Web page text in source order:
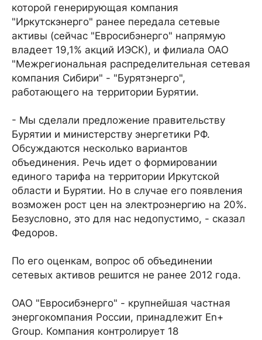
которой генерирующая компания
"Иркутскэнерго" ранее передала сетевые
активы (сейчас "Евросибэнерго" напрямую
владеет 19,1% акций ИЭСК), и филиала ОАО
"Межрегиональная распределительная сетевая
компания Сибири" - "Бурятэнерго",
работающего на территории Бурятии.
- Мы сделали предложение правительству
Бурятии и министерству энергетики РФ.
Обсуждаются несколько вариантов
объединения. Речь идет о формировании
единого тарифа на территории Иркутской
области и Бурятии. Но в случае его появления
возможен рост цен на электроэнергию на 20%.
Безусловно, это для нас недопустимо, - сказал
Федоров.
По его оценкам, вопрос об объединении
сетевых активов решится не ранее 2012 года.
ОАО "Евросибэнерго" - крупнейшая частная
энергокомпания России, принадлежит En+
Group. Компания контролирует 18